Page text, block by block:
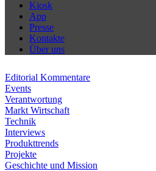
Kiosk
App
Presse
Kontakte
Über uns
Editorial Kommentare
Events
Verantwortung
Markt Wirtschaft
Technik
Interviews
Produkttrends
Projekte
Geschichte und Mission